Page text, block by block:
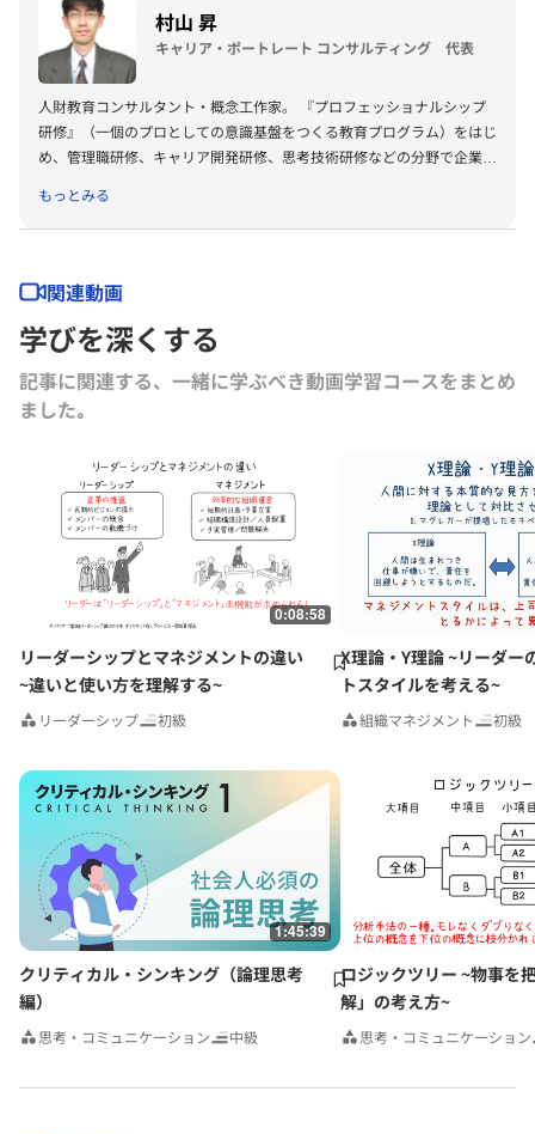
村山 昇
キャリア・ポートレート コンサルティング 代表
人財教育コンサルタント・概念工作家。 『プロフェッショナルシップ
研修』（一個のプロとしての意識基盤をつくる教育プログラム）をはじ
め、管理職研修、キャリア開発研修、思考技術研修などの分野で企業内
を志向している。 GCC（グロービス・キャリア・クラブ）主催セミナ
ーにて登壇も多数。 1986年慶應義塾大学・経済学部卒業。プラス、日
94-95年イリノイ工科大学大学院「Institute of Design」（米・シカ
ゴ）研究員、07年一橋大学大学院・商学研究科にて経営学修士
（MBA）取得。 著書に、『キレの思考・コクの思考』（東洋経済新報
社）、『個と組織を強くする部課長の対話力』『いい仕事ができる人の
考え方』『働き方の哲学』（以上、ディスカヴァー・トゥエンティワ
ン）など。
もっとみる
関連動画
学びを深くする
記事に関連する、一緒に学ぶべき動画学習コースをまとめ
ました｡
0:08:58
リーダーシップとマネジメントの違い
~違いと使い方を理解する~
リーダーシップ 初級
X理論・Y理論 ~リーダー
トスタイルを考える~
組織マネジメント 初級
1:45:39
クリティカル・シンキング（論理思考
編）
思考・コミュニケーション 中級
ロジックツリー ~物事を
解」の考え方~
思考・コミュニケーション